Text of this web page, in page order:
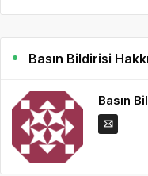
Basın Bildirisi
Basın